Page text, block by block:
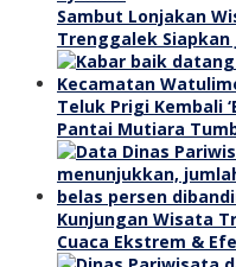
Sambut Lonjakan
Trenggalek Siapkan
Teluk Prigi Kembali
Pantai Mutiara
Kunjungan Wisata
Cuaca Ekstrem &